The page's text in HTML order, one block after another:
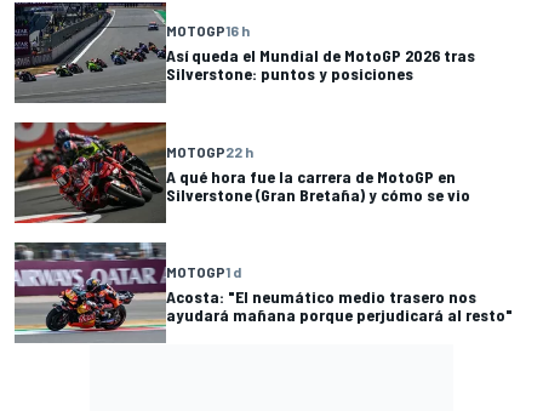
MOTOGP16 h
Así queda el Mundial de MotoGP 2026 tras
Silverstone: puntos y posiciones
MOTOGP22 h
A qué hora fue la carrera de MotoGP en
Silverstone (Gran Bretaña) y cómo se vio
MOTOGP1 d
Acosta: "El neumático medio trasero nos
ayudará mañana porque perjudicará al resto"